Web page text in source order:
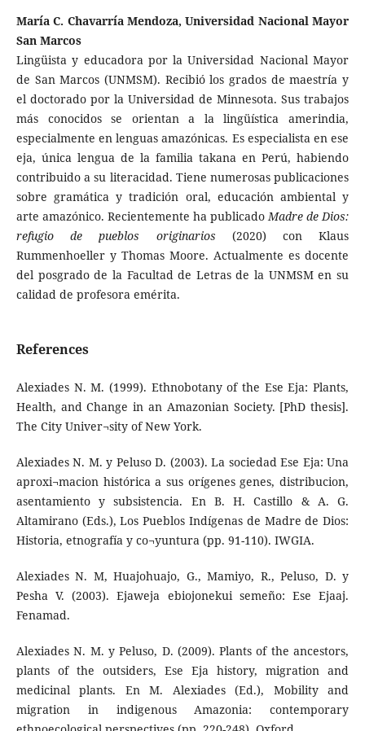
María C. Chavarría Mendoza, Universidad Nacional Mayor
San Marcos
Lingüista y educadora por la Universidad Nacional Mayor
de San Marcos (UNMSM). Recibió los grados de maestría y
el doctorado por la Universidad de Minnesota. Sus trabajos
más conocidos se orientan a la lingüística amerindia,
especialmente en lenguas amazónicas. Es especia­lista en ese
eja, única lengua de la familia takana en Perú, habiendo
con­tribuido a su literacidad. Tiene numerosas publicaciones
sobre gramática y tradición oral, educación ambiental y
arte amazónico. Recientemen­te ha publicadoMadre de Dios:
refugio de pueblos originarios (2020) con Klaus
Rummenhoeller y Thomas Moore. Actualmente es docente
del posgrado de la Facultad de Letras de la UNMSM en su
calidad de profesora emérita.
References
Alexiades N. M. (1999). Ethnobotany of the Ese Eja: Plants,
Health, and Change in an Amazonian Society. [PhD thesis].
The City Univer¬sity of New York.
Alexiades N. M. y Peluso D. (2003). La sociedad Ese Eja: Una
aproxi¬macion histórica a sus orígenes genes, distribucion,
asentamiento y subsistencia. En B. H. Castillo & A. G.
Altamirano (Eds.), Los Pueblos Indígenas de Madre de Dios:
Historia, etnografía y co¬yuntura (pp. 91-110). IWGIA.
Alexiades N. M, Huajohuajo, G., Mamiyo, R., Peluso, D. y
Pesha V. (2003). Ejaweja ebiojonekui semeño: Ese Ejaaj.
Fenamad.
Alexiades N. M. y Peluso, D. (2009). Plants of the ancestors,
plants of the outsiders, Ese Eja history, migration and
medicinal plants. En M. Alexiades (Ed.), Mobility and
migration in indigenous Amazonia: contemporary